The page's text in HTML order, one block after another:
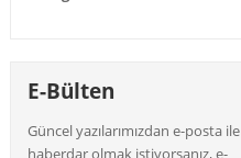
E-Bülten
Güncel yazılarımızdan e-posta ile
haberdar olmak istiyorsanız, e-